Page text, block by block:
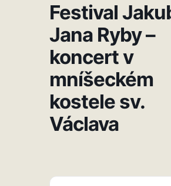
Festival
Jana Ryby –
koncert v
mníšeckém
kostele sv.
Václava